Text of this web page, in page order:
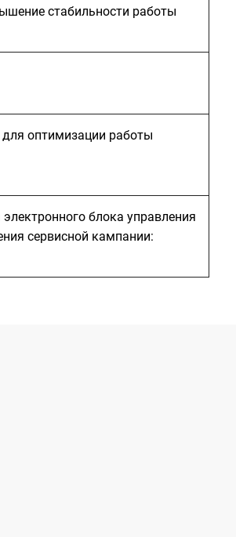
стабильности работы
оптимизации работы
блока управления
сервисной кампании: